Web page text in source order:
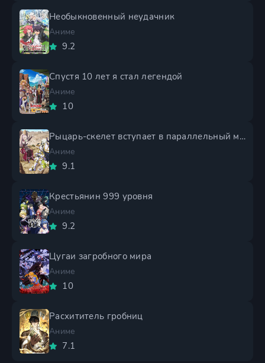
Необыкновенный неудачник
Аниме
9.2
Спустя 10 лет я стал легендой
Аниме
10
Рыцарь-скелет вступает в параллельный мир 2 сезон
Аниме
9.1
Крестьянин 999 уровня
Аниме
9.2
Цугаи загробного мира
Аниме
10
Расхититель гробниц
Аниме
7.1